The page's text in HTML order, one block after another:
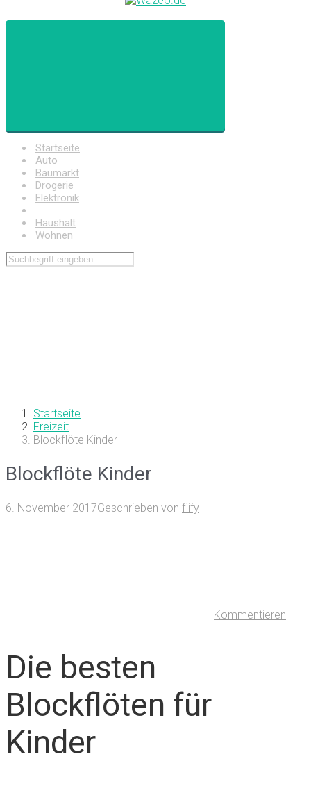
Startseite
Auto
Baumarkt
Drogerie
Elektronik
Haushalt
Wohnen
Startseite
Freizeit
Blockflöte Kinder
Blockflöte Kinder
6. November 2017Geschrieben von fiify
Kommentieren
Die besten
Blockflöten für
Kinder